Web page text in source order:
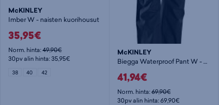
McKINLEY
Imber W - naisten kuorihousut
35,95€
Norm. hinta:49,90€
30pv alin hinta: 35,95€
38 40 42
McKINLEY
Biegga Waterproof Pant W - naisten kuorihousut
41,94€
Norm. hinta:69,90€
30pv alin hinta: 69,90€